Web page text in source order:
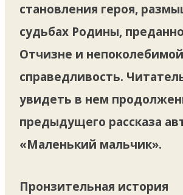
становления героя,
судьбах Родины,
Отчизне и
справедливость.
увидеть в нем
предыдущего рассказа
«Маленький мальчик».
Пронзительная история